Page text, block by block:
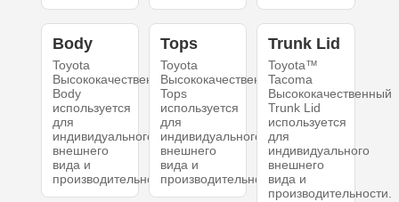
Body
Toyota
Высококачественный
Body
используется
для
индивидуального
внешнего
вида и
производительности.
Tops
Toyota
Высококачественный
Tops
используется
для
индивидуального
внешнего
вида и
производительности.
Trunk Lid
Toyota™
Tacoma
Высококачественный
Trunk Lid
используется
для
индивидуального
внешнего
вида и
производительности.